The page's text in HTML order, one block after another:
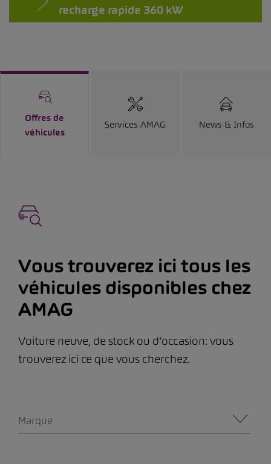
recharge rapide 360 kW
Offres de
véhicules
Services AMAG News & Infos
Vous trouverez ici tous les
véhicules disponibles chez
AMAG
Voiture neuve, de stock ou d’occasion: vous
trouverez ici ce que vous cherchez.
Marque